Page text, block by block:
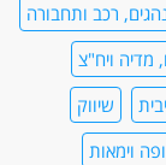
רכב ותחבורה
מדיה ויח"צ
שיווק
וימאות